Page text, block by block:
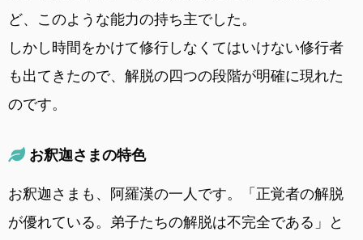
ど、このような能力の持ち主でした。
しかし時間をかけて修行しなくてはいけない修行者
も出てきたので、解脱の四つの段階が明確に現れた
のです。
お釈迦さまの特色
お釈迦さまも、阿羅漢の一人です。「正覚者の解脱
が優れている。弟子たちの解脱は不完全である」と